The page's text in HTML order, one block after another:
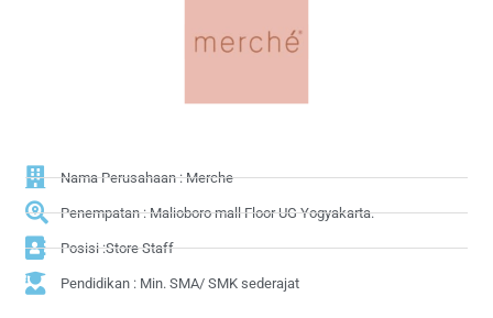
Nama Perusahaan : Merche
Penempatan : Malioboro mall Floor UG Yogyakarta.
Posisi :Store Staff
Pendidikan : Min. SMA/ SMK sederajat